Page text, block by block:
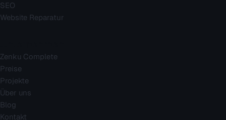
SEO
Website Reparatur
Zenku Complete
Preise
Projekte
Über uns
Blog
Kontakt